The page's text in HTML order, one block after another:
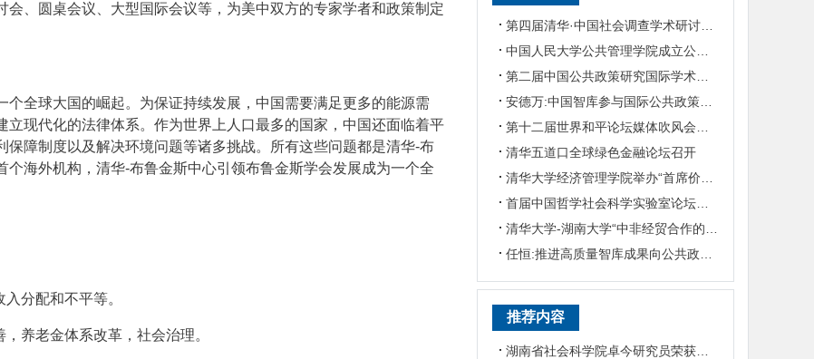
、圆桌会议、大型国际会议等，为美中双方的专家学者和政策制定
全球大国的崛起。为保证持续发展，中国需要满足更多的能源需
现代化的法律体系。作为世界上人口最多的国家，中国还面临着平
障制度以及解决环境问题等诸多挑战。所有这些问题都是清华-布
海外机构，清华-布鲁金斯中心引领布鲁金斯学会发展成为一个全
分配和不平等。
养老金体系改革，社会治理。
第四届清华·中国社会调查学术研讨会暨新书发布会在京举行
中国人民大学公共管理学院成立公共政策系
第二届中国公共政策研究国际学术会议在京举行
安德万:中国智库参与国际公共政策决策——以跨国智库网络为径
清华五道口全球绿色金融论坛召开
首届中国哲学社会科学实验室论坛在清华大学举行
推荐内容
湖南省社会科学院卓今研究员荣获第九届鲁迅文学奖